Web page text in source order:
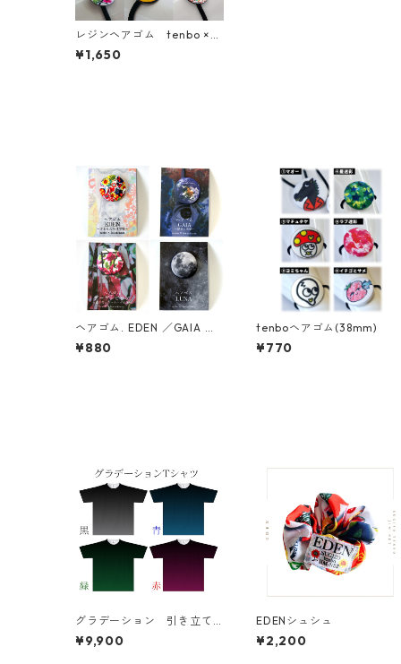
レジンヘアゴム tenbo ×
レザニモ
¥1,650
ヘアゴム. EDEN ／GAIA ／
ブーゲンビリア／LUNA
¥880
tenboヘアゴム(38mm)
¥770
グラデーション 引き立て
上手 ドライTシャツ
¥9,900
EDENシュシュ
¥2,200